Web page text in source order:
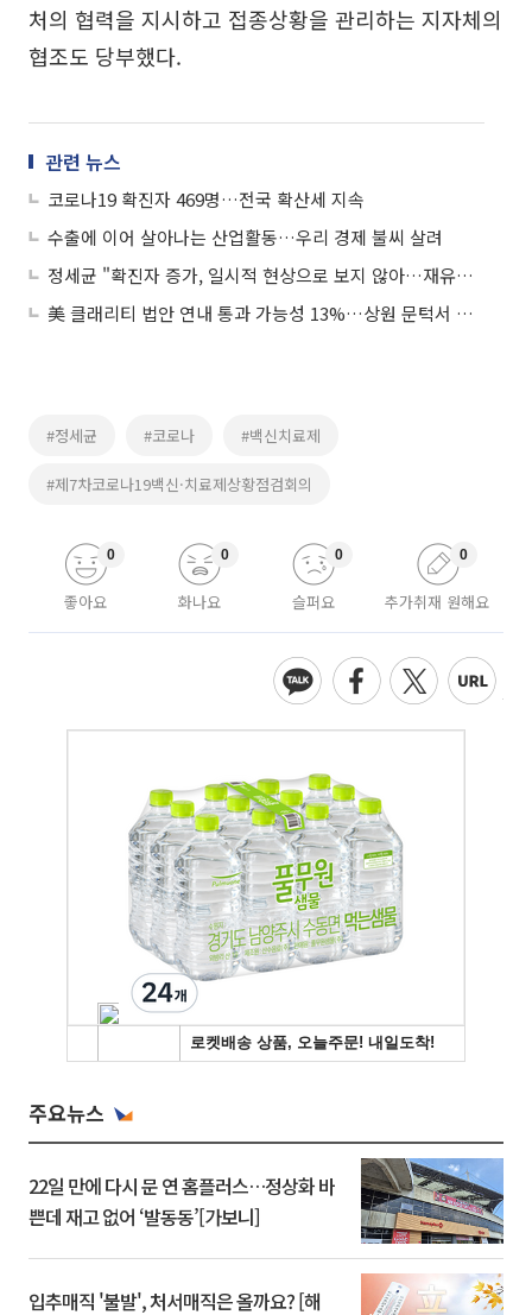
처의 협력을 지시하고 접종상황을 관리하는 지자체의
협조도 당부했다.
관련 뉴스
코로나19 확진자 469명…전국 확산세 지속
수출에 이어 살아나는 산업활동…우리 경제 불씨 살려
정세균 "확진자 증가, 일시적 현상으로 보지 않아…재유행 우려"
美 클래리티 법안 연내 통과 가능성 13%…상원 문턱서 제동
#정세균 #코로나 #백신치료제
#제7차코로나19백신·치료제상황점검회의
좋아요
0
화나요
0
슬퍼요
0
추가취재 원해요
0
주요뉴스
22일 만에 다시 문 연 홈플러스…정상화 바
쁜데 재고 없어 ‘발동동’[가보니]
입추매직 '불발', 처서매직은 올까요? [해